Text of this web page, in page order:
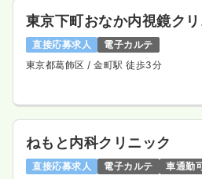
東京下町おなか内視鏡ク
直接応募求人
電子カルテ
東京都葛飾区 / 金町駅 徒歩3分
ねもと内科クリニック
直接応募求人 電子カルテ
車通勤